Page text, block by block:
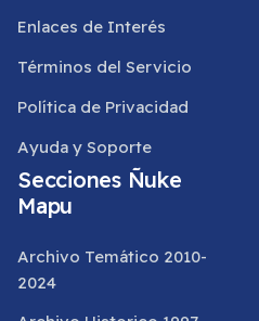
Enlaces de Interés
Términos del Servicio
Política de Privacidad
Ayuda y Soporte
Secciones Ñuke
Mapu
Archivo Temático 2010-
2024